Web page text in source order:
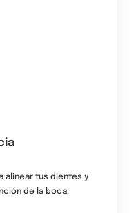
alinear tus dientes y
de la boca.